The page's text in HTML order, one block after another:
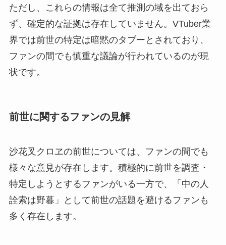
ただし、これらの情報は全て推測の域を出ておら
ず、確定的な証拠は存在していません。VTuber業
界では前世の特定は暗黙のタブーとされており、
ファンの間でも慎重な議論が行われているのが現
状です。
前世に関するファンの見解
沙花叉クロヱの前世については、ファンの間でも
様々な意見が存在します。積極的に前世を調査・
特定しようとするファンがいる一方で、「中の人
詮索は野暮」として前世の話題を避けるファンも
多く存在します。